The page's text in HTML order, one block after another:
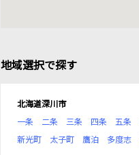
地域選択で探す
北海道深川市
一条
二条 三条 四条 五条
新光町
太子町 鷹泊 多度志